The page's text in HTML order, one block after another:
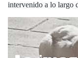
intervenido a lo largo